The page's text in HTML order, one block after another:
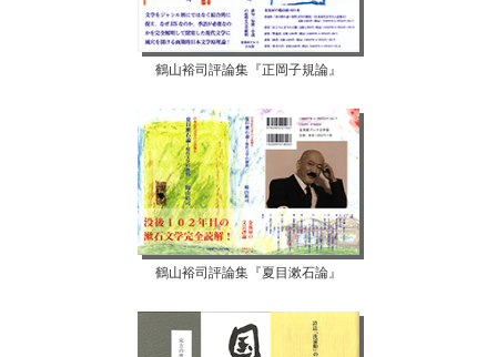
鶴山裕司評論集『正岡子規論』
鶴山裕司評論集『夏目漱石論』